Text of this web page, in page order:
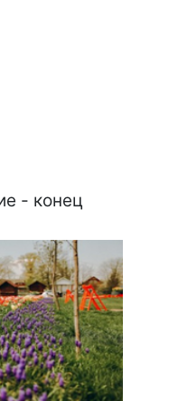
- конец